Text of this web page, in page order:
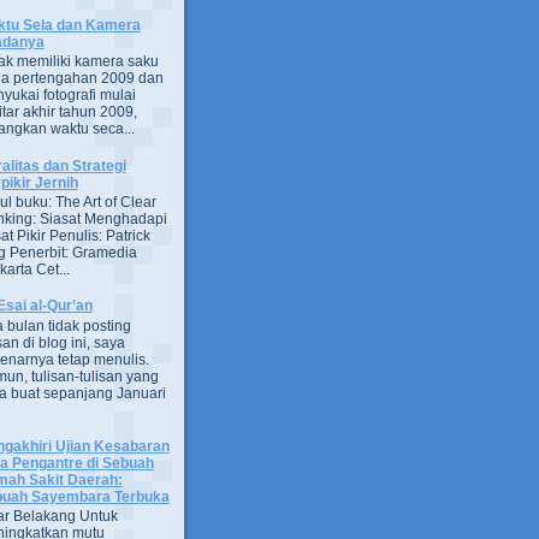
Sela dan Kamera
memiliki kamera saku
pertengahan 2009 dan
fotografi mulai
akhir tahun 2009,
waktu seca...
dan Strategi
Jernih
buku: The Art of Clear
Siasat Menghadapi
Pikir Penulis: Patrick
Penerbit: Gramedia
Cet...
al-Qur’an
bulan tidak posting
di blog ini, saya
tetap menulis.
tulisan-tulisan yang
buat sepanjang Januari
Ujian Kesabaran
Pengantre di Sebuah
Sakit Daerah:
Sayembara Terbuka
Belakang Untuk
mutu